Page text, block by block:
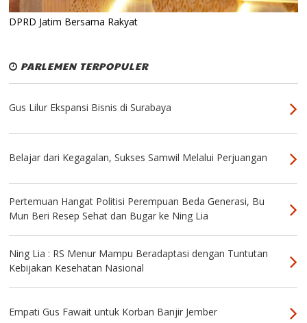
DPRD Jatim Bersama Rakyat
PARLEMEN TERPOPULER
Gus Lilur Ekspansi Bisnis di Surabaya
Belajar dari Kegagalan, Sukses Samwil Melalui Perjuangan
Pertemuan Hangat Politisi Perempuan Beda Generasi, Bu
Mun Beri Resep Sehat dan Bugar ke Ning Lia
Ning Lia : RS Menur Mampu Beradaptasi dengan Tuntutan
Kebijakan Kesehatan Nasional
Empati Gus Fawait untuk Korban Banjir Jember